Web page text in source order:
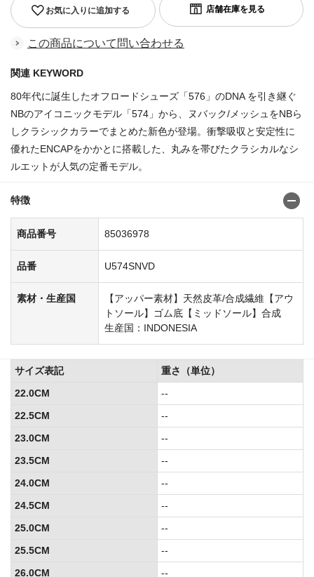
お気に入りに追加する
この商品について問い合わせる
関連 KEYWORD
80年代に誕生したオフロードシューズ「576」のDNA を引き継ぐ
NBのアイコニックモデル「574」から、ヌバック/メッシュをNBら
しクラシックカラーでまとめた新色が登場。衝撃吸収と安定性に
優れたENCAPをかかとに搭載した、丸みを帯びたクラシカルなシ
ルエットが人気の定番モデル。
特徴
商品番号 85036978
品番 U574SNVD
素材・生産国
【アッパー素材】天然皮革/合成繊維【アウ
トソール】ゴム底【ミッドソール】合成
生産国：INDONESIA
サイズ表記
重さ（単位）
22.0CM
--
22.5CM
--
23.0CM
--
23.5CM
--
24.0CM
--
24.5CM
--
25.0CM
--
25.5CM
--
26.0CM
--